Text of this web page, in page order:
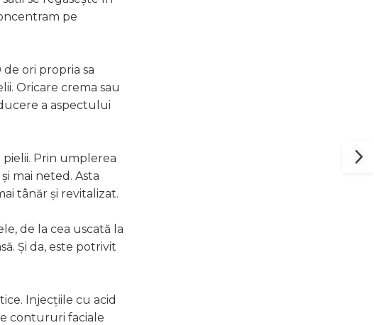
pe
ori propria sa
Oricare crema sau
a aspectului
Prin umplerea
mai neted. Asta
tânăr și revitalizat.
de la cea uscată la
Și da, este potrivit
Injecțiile cu acid
contururi faciale